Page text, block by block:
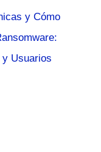
y Cómo
Usuarios